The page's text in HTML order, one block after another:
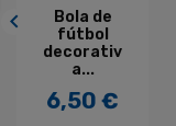

Espejo
o del...
Precio